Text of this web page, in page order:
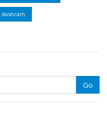
dashcam
Go